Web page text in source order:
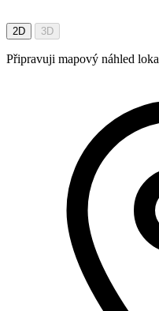
2D 3D
Připravuji mapový náhled